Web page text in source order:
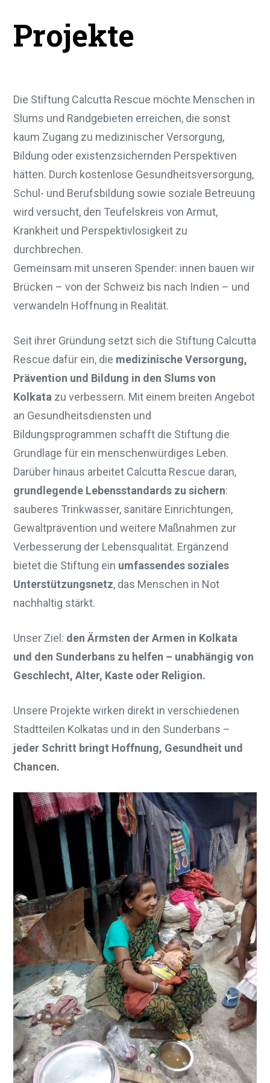
Projekte
Die Stiftung Calcutta Rescue möchte Menschen in
Slums und Randgebieten erreichen, die sonst
kaum Zugang zu medizinischer Versorgung,
Bildung oder existenzsichernden Perspektiven
hätten. Durch kostenlose Gesundheitsversorgung,
Schul- und Berufsbildung sowie soziale Betreuung
wird versucht, den Teufelskreis von Armut,
Krankheit und Perspektivlosigkeit zu
durchbrechen.
Gemeinsam mit unseren Spender: innen bauen wir
Brücken – von der Schweiz bis nach Indien – und
verwandeln Hoffnung in Realität.
Seit ihrer Gründung setzt sich die Stiftung Calcutta
Rescue dafür ein, die medizinische Versorgung,
Prävention und Bildung in den Slums von
Kolkata zu verbessern. Mit einem breiten Angebot
an Gesundheitsdiensten und
Bildungsprogrammen schafft die Stiftung die
Grundlage für ein menschenwürdiges Leben.
Darüber hinaus arbeitet Calcutta Rescue daran,
grundlegende Lebensstandards zu sichern:
sauberes Trinkwasser, sanitäre Einrichtungen,
Gewaltprävention und weitere Maßnahmen zur
Verbesserung der Lebensqualität. Ergänzend
bietet die Stiftung ein umfassendes soziales
Unterstützungsnetz, das Menschen in Not
nachhaltig stärkt.
Unser Ziel: den Ärmsten der Armen in Kolkata
und den Sunderbans zu helfen – unabhängig von
Geschlecht, Alter, Kaste oder Religion.
Unsere Projekte wirken direkt in verschiedenen
Stadtteilen Kolkatas und in den Sunderbans –
jeder Schritt bringt Hoffnung, Gesundheit und
Chancen.